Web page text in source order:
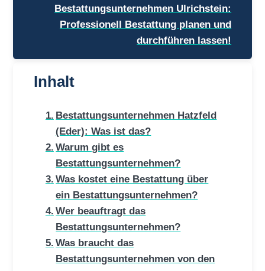
Bestattungsunternehmen Ulrichstein:
Professionell Bestattung planen und
durchführen lassen!
Inhalt
Bestattungsunternehmen Hatzfeld
(Eder): Was ist das?
Warum gibt es
Bestattungsunternehmen?
Was kostet eine Bestattung über
ein Bestattungsunternehmen?
Wer beauftragt das
Bestattungsunternehmen?
Was braucht das
Bestattungsunternehmen von den